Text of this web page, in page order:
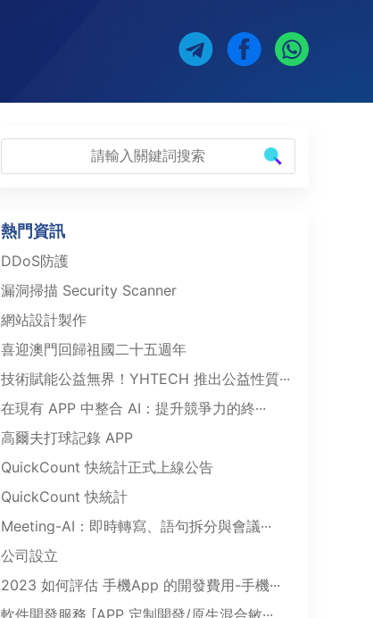
熱門資訊
DDoS防護
漏洞掃描 Security Scanner
網站設計製作
喜迎澳門回歸祖國二十五週年
技術賦能公益無界！YHTECH 推出公益性質···
在現有 APP 中整合 AI：提升競爭力的終···
高爾夫打球記錄 APP
QuickCount 快統計正式上線公告
QuickCount 快統計
Meeting-AI：即時轉寫、語句拆分與會議···
公司設立
2023 如何評估 手機App 的開發費用-手機···
軟件開發服務 [APP 定制開發/原生混合敏···